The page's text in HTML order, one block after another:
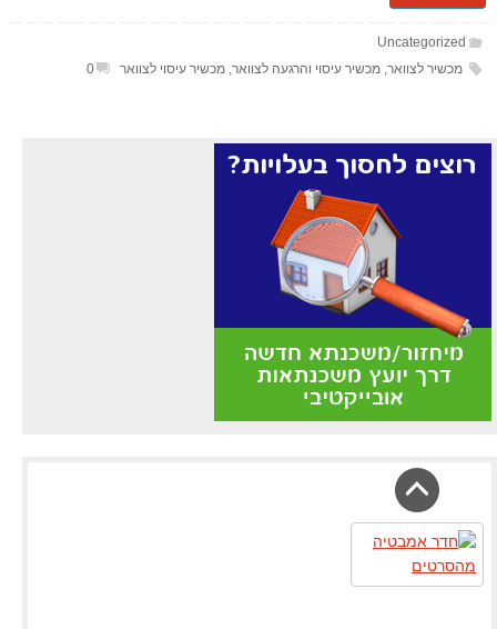
Uncategorized
מכשיר לצוואר, מכשיר עיסוי והרגעה לצוואר, מכשיר עיסוי לצוואר 0